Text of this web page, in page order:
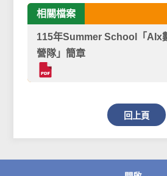
相關檔案
115年Summer School「AIx
營隊」簡章
回上頁